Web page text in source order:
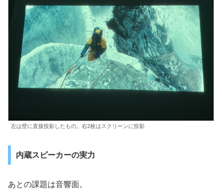
左は壁に直接投影したもの。右2枚はスクリーンに投影
内蔵スピーカーの実力
あとの課題は音響面。